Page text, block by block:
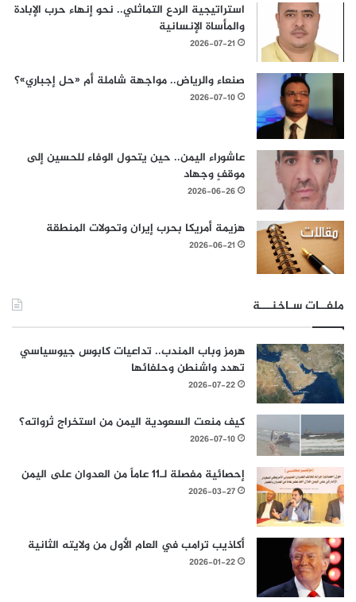
استراتيجية الردع التماثلي.. نحو إنهاء حرب الإبادة
والمأساة الإنسانية
2026-07-21
صنعاء والرياض.. مواجهة شاملة أم «حل إجباري»؟
2026-07-10
عاشوراء اليمن.. حين يتحول الوفاء للحسين إلى
موقفٍ وجهاد
2026-06-26
هزيمة أمريكا بحرب إيران وتحولات المنطقة
2026-06-21
ملفــات سـاخنـــة
هرمز وباب المندب.. تداعيات كابوس جيوسياسي
تهدد واشنطن وحلفائها
2026-07-22
كيف منعت السعودية اليمن من استخراج ثرواته؟
2026-07-10
إحصائية مفصلة لـ11 عاماً من العدوان على اليمن
2026-03-27
أكاذيب ترامب في العام الأول من ولايته الثانية
2026-01-22